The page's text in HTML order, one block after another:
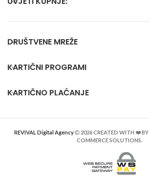
DRUŠTVENE MREŽE
KARTIČNI PROGRAMI
KARTIČNO PLAĆANJE
REVIVAL Digital Agency 2026 CREATED WITH ❤️ BY
COMMERCE SOLUTIONS.